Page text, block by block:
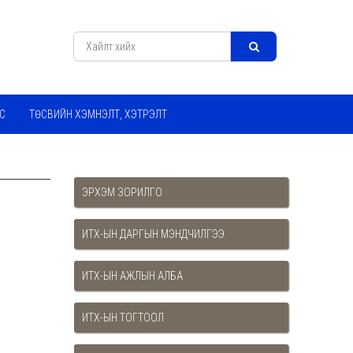
ТӨСВИЙН ХЭМНЭЛТ, ХЭТРЭЛТ
ЭРХЭМ ЗОРИЛГО
ИТХ-ЫН ДАРГЫН МЭНДЧИЛГЭЭ
ИТХ-ЫН АЖЛЫН АЛБА
ИТХ-ЫН ТОГТООЛ